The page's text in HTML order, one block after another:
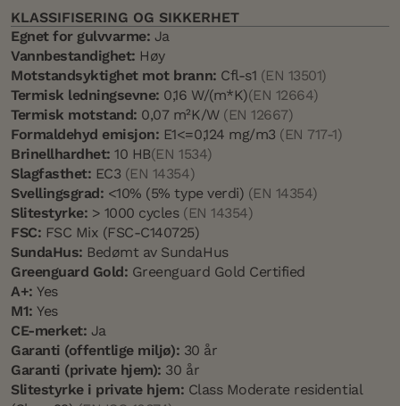
KLASSIFISERING OG SIKKERHET
Egnet for gulvvarme: Ja
Vannbestandighet: Høy
Motstandsyktighet mot brann: Cfl-s1 (EN 13501)
Termisk ledningsevne: 0,16 W/(m*K)(EN 12664)
Termisk motstand: 0,07 m²K/W (EN 12667)
Formaldehyd emisjon: E1<=0,124 mg/m3 (EN 717-1)
Brinellhardhet: 10 HB(EN 1534)
Slagfasthet: EC3 (EN 14354)
Svellingsgrad: <10% (5% type verdi) (EN 14354)
Slitestyrke: > 1000 cycles (EN 14354)
FSC: FSC Mix (FSC-C140725)
SundaHus: Bedømt av SundaHus
Greenguard Gold: Greenguard Gold Certified
A+: Yes
M1: Yes
CE-merket: Ja
Garanti (offentlige miljø): 30 år
Garanti (private hjem): 30 år
Slitestyrke i private hjem: Class Moderate residential